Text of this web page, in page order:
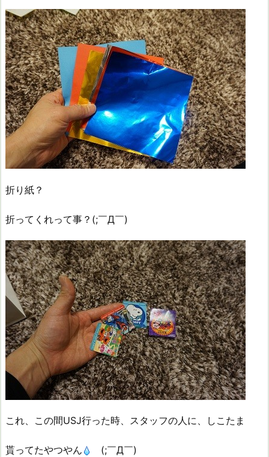
折り紙？
折ってくれって事？(;￣Д￣)
これ、この間USJ行った時、スタッフの人に、しこたま
貰ってたやつやん (;￣Д￣)